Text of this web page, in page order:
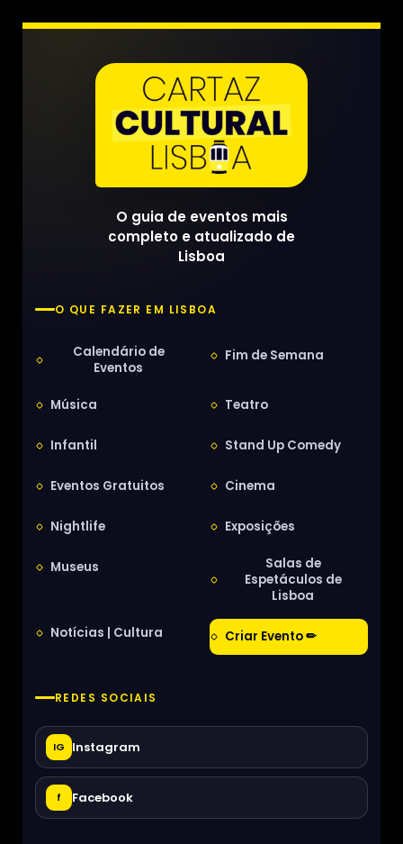
O guia de eventos mais
completo e atualizado de
Lisboa
O QUE FAZER EM LISBOA
Calendário de
Eventos
Fim de Semana
Música Teatro
Infantil Stand Up Comedy
Eventos Gratuitos Cinema
Nightlife Exposições
Museus
Salas de
Espetáculos de
Lisboa
Notícias | Cultura Criar Evento ✏
REDES SOCIAIS
IG Instagram
f Facebook